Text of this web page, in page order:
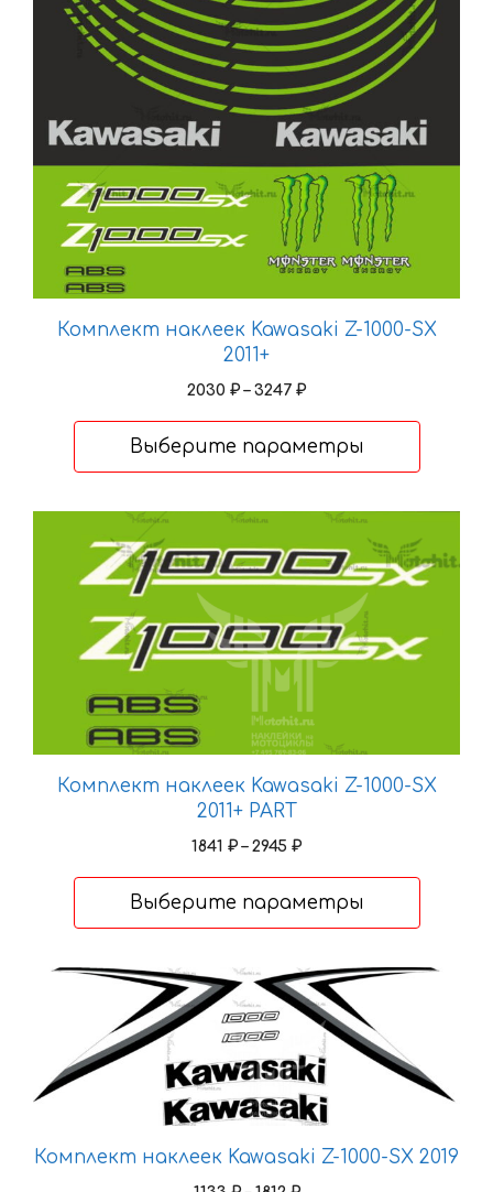
Комплект наклеек Kawasaki Z-1000-SX
2011+
2030 ₽ – 3247 ₽Диапазон
Выберите параметры
странице
товара.
Комплект наклеек Kawasaki Z-1000-SX
2011+ PART
1841 ₽ – 2945 ₽Диапазон
–
Выберите параметры
товар
имеет
вариаций.
Опции
выбрать
товара.
Комплект наклеек Kawasaki Z-1000-SX 2019
Этот
имеет
несколько
вариаций.
можно